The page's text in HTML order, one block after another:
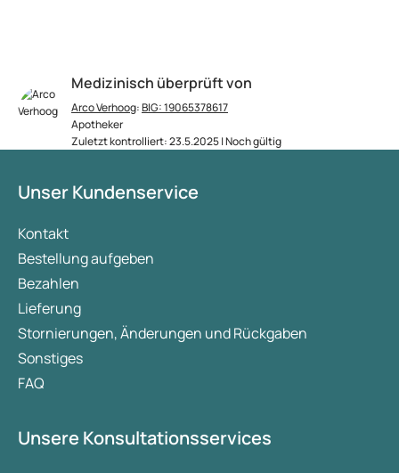
Medizinisch überprüft von
Arco Verhoog:BIG: 19065378617
Apotheker
Zuletzt kontrolliert: 23.5.2025 | Noch gültig
Unser Kundenservice
Kontakt
Bestellung aufgeben
Bezahlen
Lieferung
Stornierungen, Änderungen und Rückgaben
Sonstiges
FAQ
Unsere Konsultationsservices